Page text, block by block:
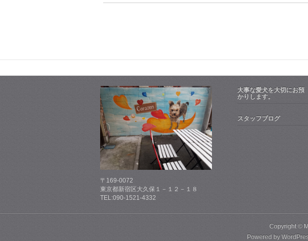
〒169-0072
東京都新宿区大久保１－１２－１８
TEL:090-1521-4332
大事な愛犬を大切にお預
かりします。
スタッフブログ
Copyright ©
Powered by